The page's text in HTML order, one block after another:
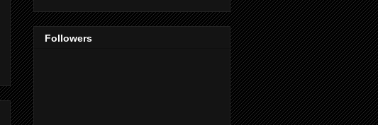
Followers